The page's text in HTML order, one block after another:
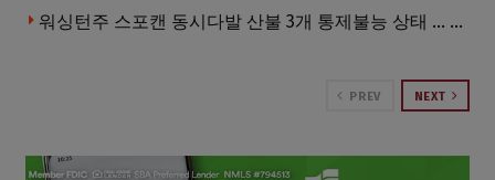
워싱턴주 스포캔 동시다발 산불 3개 통제불능 상태 … 이재민 수십만명
PREV NEXT